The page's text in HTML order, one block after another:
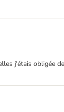
j'étais obligée